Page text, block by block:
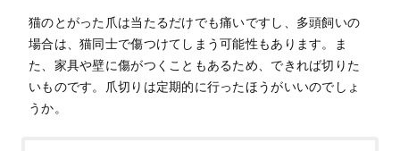
猫のとがった爪は当たるだけでも痛いですし、多頭飼いの
場合は、猫同士で傷つけてしまう可能性もあります。ま
た、家具や壁に傷がつくこともあるため、できれば切りた
いものです。爪切りは定期的に行ったほうがいいのでしょ
うか。